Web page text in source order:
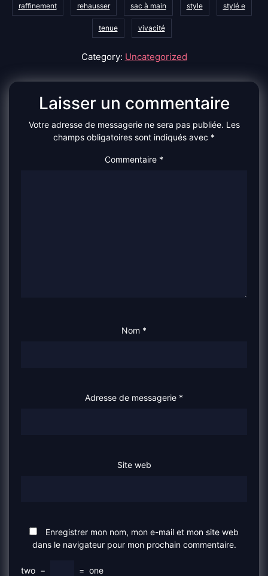
raffinement rehausser sac à main style stylé e
tenue vivacité
Category: Uncategorized
Laisser un commentaire
Votre adresse de messagerie ne sera pas publiée. Les
champs obligatoires sont indiqués avec *
Commentaire *
Nom *
Adresse de messagerie *
Site web
Enregistrer mon nom, mon e-mail et mon site web
dans le navigateur pour mon prochain commentaire.
two − = one